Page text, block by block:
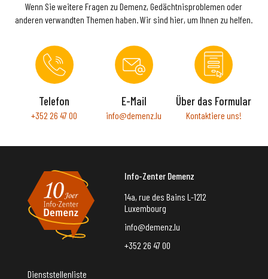
Wenn Sie weitere Fragen zu Demenz, Gedächtnisproblemen oder
anderen verwandten Themen haben. Wir sind hier, um Ihnen zu helfen.
Telefon
+352 26 47 00
E-Mail
info@demenz.lu
Über das Formular
Kontaktiere uns!
Info-Zenter Demenz
14a, rue des Bains L-1212
Luxembourg
info@demenz.lu
+352 26 47 00
Dienststellenliste